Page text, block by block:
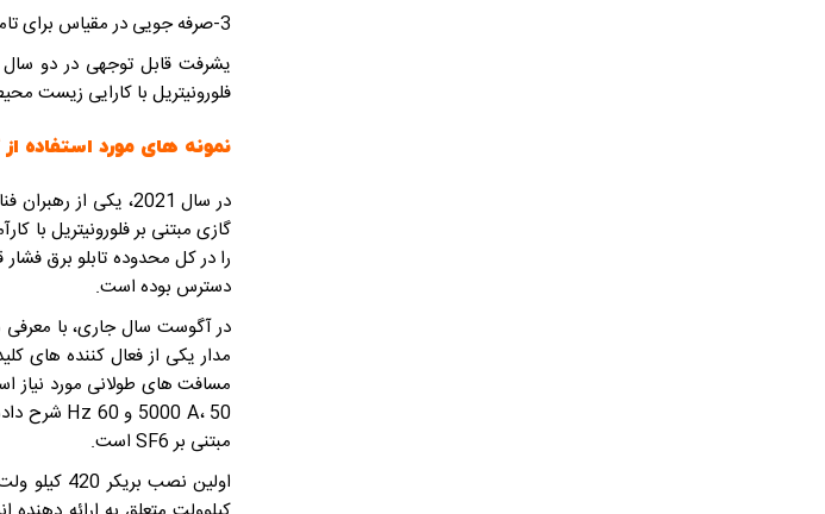
3-صرفه جویی در مقیاس برای تامین کنندگان گاز و تولید کنندگان تجهیزات کمکی
یشرفت قابل توجهی در دو سال
فلورونیتریل با کارایی زیست
نمونه های مورد استفاده از
در سال 2021، یکی
دسترس بوده است.
مدار یکی از فعال کننده های
مبتنی بر SF6 است.